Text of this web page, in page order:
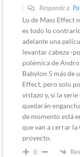
Responde a
Lo de Mass Effect
es todo lo
adelante una
levantar cabeza -
polémica de
Babylon 5 más de
Effect, pero solo
vistazo y, si la
quedarán
de momento está
que van a cerrar
proyecto.
0